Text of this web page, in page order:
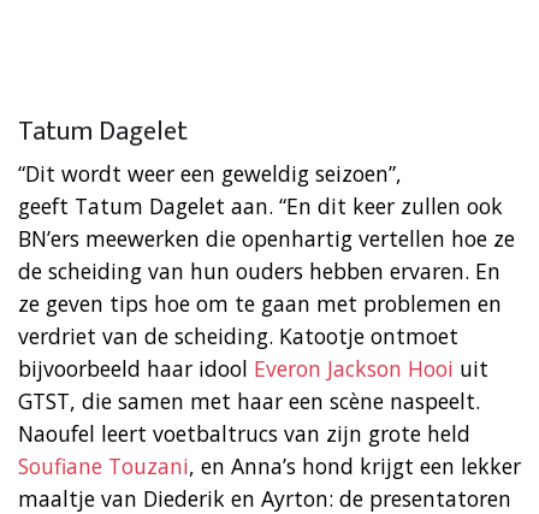
Tatum Dagelet
“Dit wordt weer een geweldig seizoen”,
geeft Tatum Dagelet aan. “En dit keer zullen ook
BN’ers meewerken die openhartig vertellen hoe ze
de scheiding van hun ouders hebben ervaren. En
ze geven tips hoe om te gaan met problemen en
verdriet van de scheiding. Katootje ontmoet
bijvoorbeeld haar idool Everon Jackson Hooi uit
GTST, die samen met haar een scène naspeelt.
Naoufel leert voetbaltrucs van zijn grote held
Soufiane Touzani, en Anna’s hond krijgt een lekker
maaltje van Diederik en Ayrton: de presentatoren